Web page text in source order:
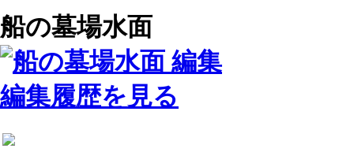
船の墓場水面
編集履歴を見る